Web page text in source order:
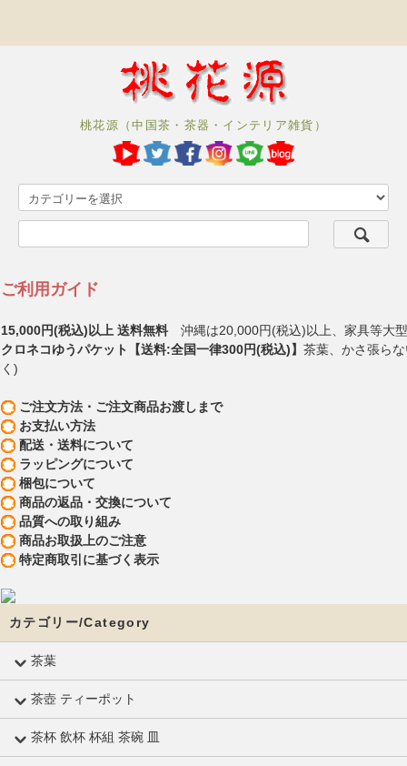
桃花源（中国茶・茶器・インテリア雑貨）
ご利用ガイド
15,000円(税込)以上 送料無料 沖縄は20,000円(税込)以上、家具等大
クロネコゆうパケット【送料:全国一律300円(税込)】 茶葉、かさ張ら
く)
ご注文方法・ご注文商品お渡しまで
お支払い方法
配送・送料について
ラッピングについて
梱包について
商品の返品・交換について
品質への取り組み
商品お取扱上のご注意
特定商取引に基づく表示
カテゴリー/Category
茶葉
茶壺 ティーポット
茶杯 飲杯 杯組 茶碗 皿